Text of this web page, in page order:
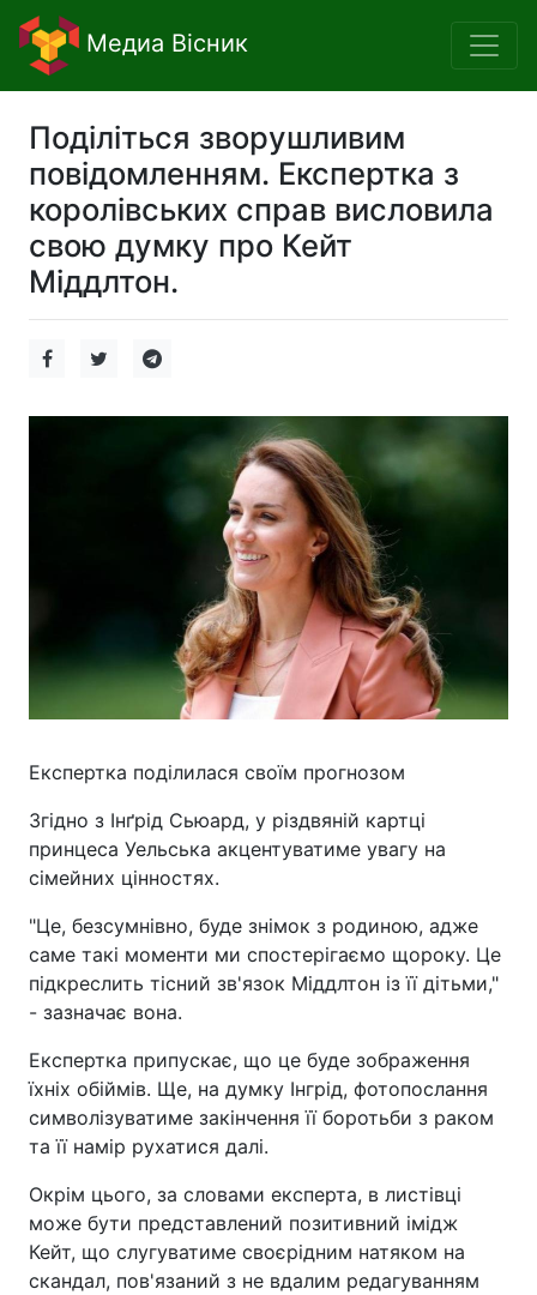
Медиа Вісник
Поділіться зворушливим
повідомленням. Експертка з
королівських справ висловила
свою думку про Кейт
Міддлтон.
Експертка поділилася своїм прогнозом
Згідно з Інґрід Сьюард, у різдвяній картці
принцеса Уельська акцентуватиме увагу на
сімейних цінностях.
"Це, безсумнівно, буде знімок з родиною, адже
саме такі моменти ми спостерігаємо щороку. Це
підкреслить тісний зв'язок Міддлтон із її дітьми,"
- зазначає вона.
Експертка припускає, що це буде зображення
їхніх обіймів. Ще, на думку Інгрід, фотопослання
символізуватиме закінчення її боротьби з раком
та її намір рухатися далі.
Окрім цього, за словами експерта, в листівці
може бути представлений позитивний імідж
Кейт, що слугуватиме своєрідним натяком на
скандал, пов'язаний з не вдалим редагуванням